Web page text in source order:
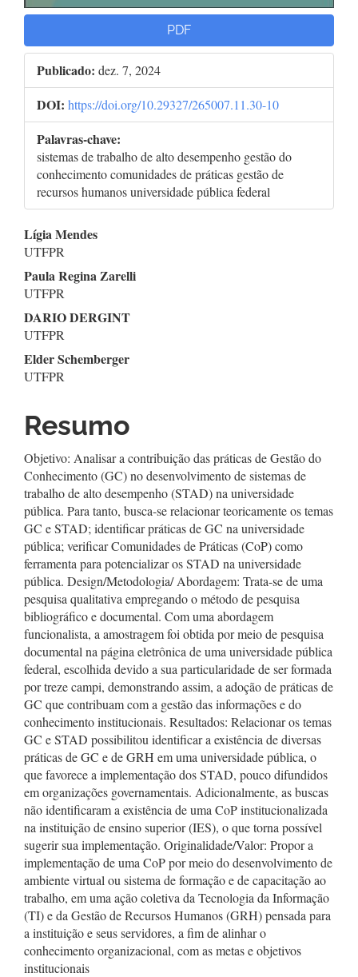
PDF
Publicado: dez. 7, 2024
DOI: https://doi.org/10.29327/265007.11.30-10
Palavras-chave:
sistemas de trabalho de alto desempenho gestão do
conhecimento comunidades de práticas gestão de
recursos humanos universidade pública federal
Conteúdo
do
artigo
principal
Lígia Mendes
UTFPR
Paula Regina Zarelli
UTFPR
DARIO DERGINT
UTFPR
Elder Schemberger
UTFPR
Resumo
Objetivo: Analisar a contribuição das práticas de Gestão do
Conhecimento (GC) no desenvolvimento de sistemas de
trabalho de alto desempenho (STAD) na universidade
pública. Para tanto, busca-se relacionar teoricamente os temas
GC e STAD; identificar práticas de GC na universidade
pública; verificar Comunidades de Práticas (CoP) como
ferramenta para potencializar os STAD na universidade
pública. Design/Metodologia/ Abordagem: Trata-se de uma
pesquisa qualitativa empregando o método de pesquisa
bibliográfico e documental. Com uma abordagem
funcionalista, a amostragem foi obtida por meio de pesquisa
documental na página eletrônica de uma universidade pública
federal, escolhida devido a sua particularidade de ser formada
por treze campi, demonstrando assim, a adoção de práticas de
GC que contribuam com a gestão das informações e do
conhecimento institucionais. Resultados: Relacionar os temas
GC e STAD possibilitou identificar a existência de diversas
práticas de GC e de GRH em uma universidade pública, o
que favorece a implementação dos STAD, pouco difundidos
em organizações governamentais. Adicionalmente, as buscas
não identificaram a existência de uma CoP institucionalizada
na instituição de ensino superior (IES), o que torna possível
sugerir sua implementação. Originalidade/Valor: Propor a
implementação de uma CoP por meio do desenvolvimento de
ambiente virtual ou sistema de formação e de capacitação ao
trabalho, em uma ação coletiva da Tecnologia da Informação
(TI) e da Gestão de Recursos Humanos (GRH) pensada para
a instituição e seus servidores, a fim de alinhar o
conhecimento organizacional, com as metas e objetivos
institucionais